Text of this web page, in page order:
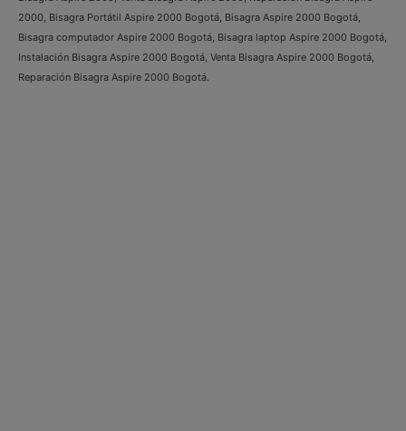
2000, Bisagra Portátil Aspire 2000 Bogotá, Bisagra Aspire 2000 Bogotá,
Bisagra computador Aspire 2000 Bogotá, Bisagra laptop Aspire 2000 Bogotá,
Instalación Bisagra Aspire 2000 Bogotá, Venta Bisagra Aspire 2000 Bogotá,
Reparación Bisagra Aspire 2000 Bogotá.